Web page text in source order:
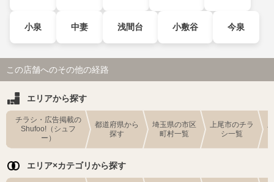
小泉 中妻 浅間台 小敷谷 今泉
この店舗へのその他の経路
エリアから探す
チラシ・広告掲載の
Shufoo!（シュフ
ー）
都道府県から
探す
埼玉県の市区
町村一覧
上尾市のチラ
シ一覧
エリア×カテゴリから探す